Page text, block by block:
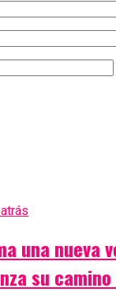
una nueva
su